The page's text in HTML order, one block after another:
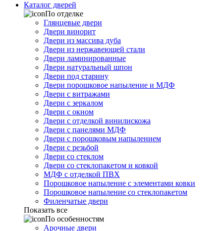
Каталог дверей
По отделке
Глянцевые двери
Двери винорит
Двери из массива дуба
Двери из нержавеющей стали
Двери ламинированные
Двери натуральный шпон
Двери под старину
Двери порошковое напыление и МДФ
Двери с витражами
Двери с зеркалом
Двери с окном
Двери с отделкой винилискожа
Двери с панелями МДФ
Двери с порошковым напылением
Двери с резьбой
Двери со стеклом
Двери со стеклопакетом и ковкой
МДФ с отделкой ПВХ
Порошковое напыление с элементами ковки
Порошковое напыление со стеклопакетом
Филенчатые двери
Показать все
По особенностям
Арочные двери